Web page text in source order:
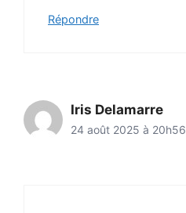
Répondre
Iris Delamarre
24 août 2025 à 20h56